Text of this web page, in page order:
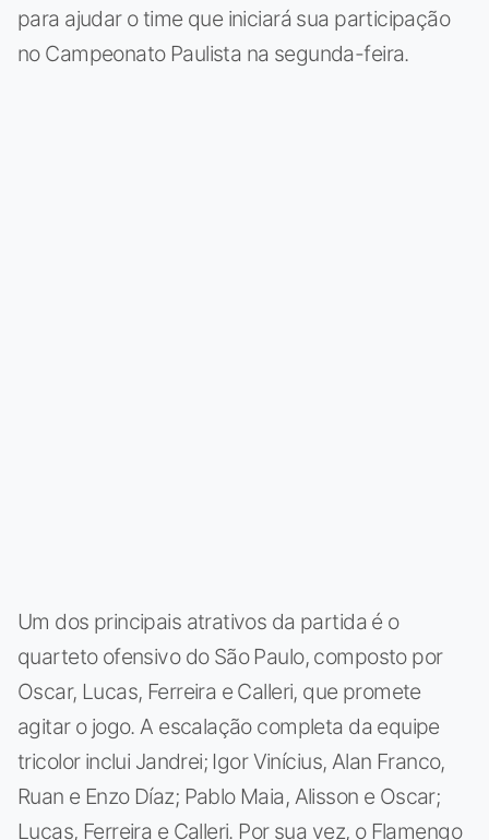
para ajudar o time que iniciará sua participação
no Campeonato Paulista na segunda-feira.
Um dos principais atrativos da partida é o
quarteto ofensivo do São Paulo, composto por
Oscar, Lucas, Ferreira e Calleri, que promete
agitar o jogo. A escalação completa da equipe
tricolor inclui Jandrei; Igor Vinícius, Alan Franco,
Ruan e Enzo Díaz; Pablo Maia, Alisson e Oscar;
Lucas, Ferreira e Calleri. Por sua vez, o Flamengo